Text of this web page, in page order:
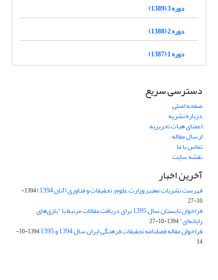
دوره 3 (1389)
دوره 2 (1388)
دوره 1 (1387)
دسترسی سریع
صفحه اصلی
درباره نشریه
اعضای هیات تحریریه
ارسال مقاله
تماس با ما
نقشه سایت
آخرین اخبار
فهرست نشریات معتبر وزارت علوم، تحقیقات و فناوری (آبان 1394)
1394-
10-27
فراخوان تابستان سال 1395 برای دریافت مقالات مرتبط با "بازی‌های
رایانه‌ای"1394-10-27
فراخوان مقاله فصلنامه تحقیقات فرهنگی ایران سال 1394 و 1395
1394-10-
14